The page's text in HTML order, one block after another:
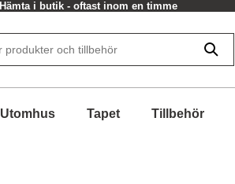
Hämta i butik - oftast inom en timme
Utomhus Tapet Tillbehör